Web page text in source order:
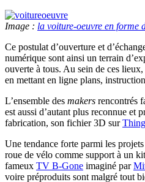
Image : la voiture-oeuvre en forme
Ce postulat d’ouverture et
numérique sont ainsi un terrain
ouverte à tous. Au sein de ces
en mettant en ligne plans,
L’ensemble des makers rencontrés
est aussi d’autant plus reconnue et
fabrication, son fichier 3D sur
Une tendance forte parmi les
roue de vélo comme support à un
fameux TV B-Gone imaginé par
voire préproduits sont malgré tout